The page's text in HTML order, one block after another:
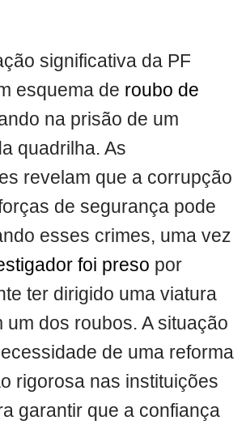
significativa da PF
esquema de roubo de
na prisão de um
quadrilha. As
revelam que a corrupção
de segurança pode
esses crimes, uma vez
foi preso por
ter dirigido uma viatura
um dos roubos. A situação
de uma reforma
rigorosa nas instituições
garantir que a confiança